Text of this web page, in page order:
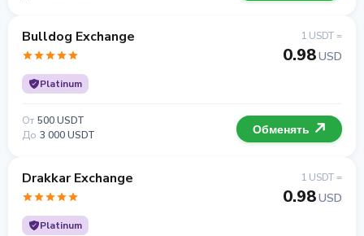
Bulldog Exchange
Platinum
1 USDT =
0.98USD
От 500 USDT
До 3 000 USDT Обменять
Drakkar Exchange
Platinum
1 USDT =
0.98USD